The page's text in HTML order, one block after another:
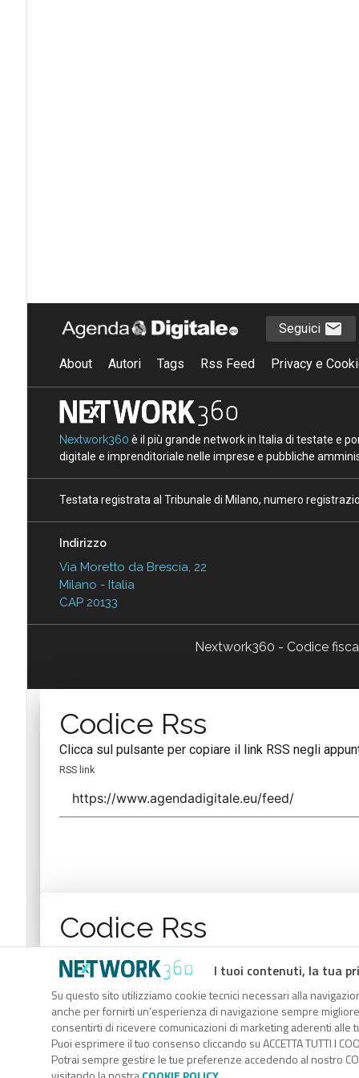
I tuoi contenuti, la tua
Su questo sito utilizziamo cookie tecnici necessari alla
anche per fornirti un’esperienza di navigazione sempre
consentirti di ricevere comunicazioni di marketing aderenti alle
Puoi esprimere il tuo consenso cliccando su ACCETTA TUTTI I
Potrai sempre gestire le tue preferenze accedendo al nostro
Seguici
About Autori Tags Rss Feed Privacy e
Nextwork360 è il più grande network in Italia di testate e
digitale e imprenditoriale nelle imprese e pubbliche
Testata registrata al Tribunale di Milano, numero
Indirizzo
Via Moretto da Brescia, 22
Milano - Italia
CAP 20133
Nextwork360 - Codice
Codice Rss
Clicca sul pulsante per copiare il link RSS negli
RSS link
Codice Rss
RSS link